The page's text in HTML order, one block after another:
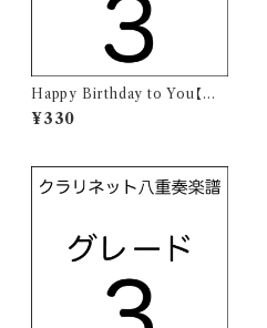
Happy Birthday to You【クラ
リネット五重奏楽譜】
¥330